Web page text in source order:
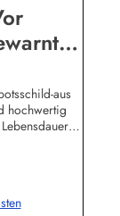
aus
hochwertig
weil sonst
können
zu den